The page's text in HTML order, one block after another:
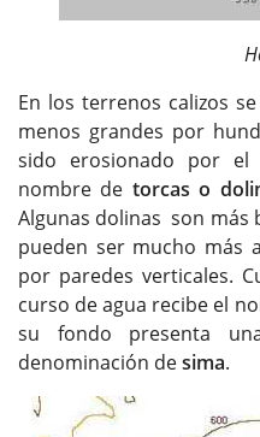
En los terrenos calizos
menos grandes por
sido erosionado por el
nombre de torcas o
Algunas dolinas son más
pueden ser mucho más
por paredes verticales.
curso de agua recibe el
su fondo presenta
denominación desima.